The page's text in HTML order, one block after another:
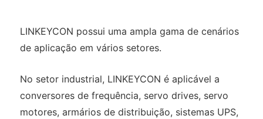
LINKEYCON possui uma ampla gama de cenários
de aplicação em vários setores.
No setor industrial, LINKEYCON é aplicável a
conversores de frequência, servo drives, servo
motores, armários de distribuição, sistemas UPS,